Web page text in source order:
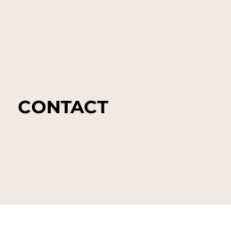
CONTACT